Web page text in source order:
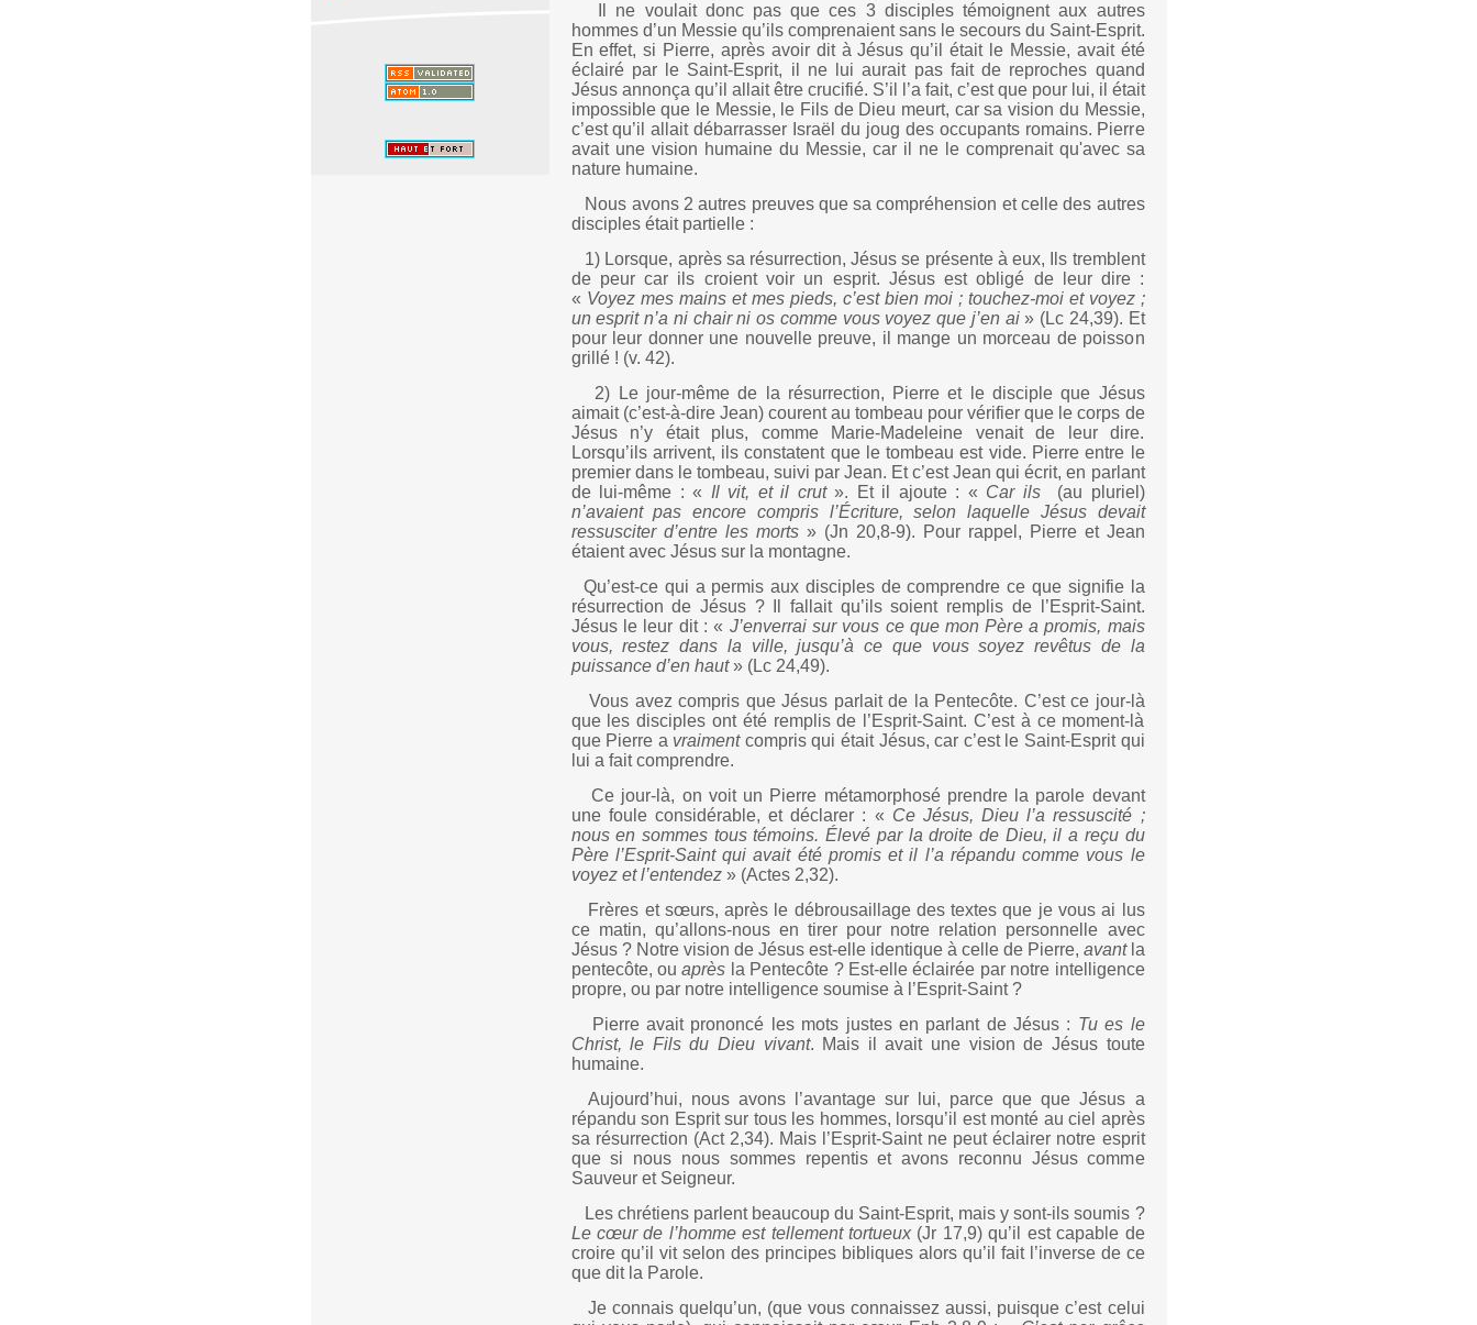
Il ne voulait donc pas que ces 3 disciples témoignent aux autres
hommes d’un Messie qu’ils comprenaient sans le secours du Saint-Esprit.
En effet, si Pierre, après avoir dit à Jésus qu’il était le Messie, avait été
éclairé par le Saint-Esprit, il ne lui aurait pas fait de reproches quand
Jésus annonça qu’il allait être crucifié. S’il l’a fait, c’est que pour lui, il était
impossible que le Messie, le Fils de Dieu meurt, car sa vision du Messie,
c’est qu’il allait débarrasser Israël du joug des occupants romains. Pierre
avait une vision humaine du Messie, car il ne le comprenait qu'avec sa
nature humaine.
Nous avons 2 autres preuves que sa compréhension et celle des autres
disciples était partielle :
1) Lorsque, après sa résurrection, Jésus se présente à eux, Ils tremblent
de peur car ils croient voir un esprit. Jésus est obligé de leur dire :
« Voyez mes mains et mes pieds, c’est bien moi ; touchez-moi et voyez ;
un esprit n’a ni chair ni os comme vous voyez que j’en ai» (Lc 24,39). Et
pour leur donner une nouvelle preuve, il mange un morceau de poisson
grillé ! (v. 42).
2) Le jour-même de la résurrection, Pierre et le disciple que Jésus
aimait (c’est-à-dire Jean) courent au tombeau pour vérifier que le corps de
Jésus n’y était plus, comme Marie-Madeleine venait de leur dire.
Lorsqu’ils arrivent, ils constatent que le tombeau est vide. Pierre entre le
premier dans le tombeau, suivi par Jean. Et c’est Jean qui écrit, en parlant
de lui-même : « Il vit, et il crut». Et il ajoute : « Car ils
(au pluriel)
n’avaient pas encore compris l’Écriture, selon laquelle Jésus devait
ressusciter d’entre les morts » (Jn 20,8-9). Pour rappel, Pierre et Jean
étaient avec Jésus sur la montagne.
Qu’est-ce qui a permis aux disciples de comprendre ce que signifie la
résurrection de Jésus ? Il fallait qu’ils soient remplis de l’Esprit-Saint.
Jésus le leur dit : « J’enverrai sur vous ce que mon Père a promis, mais
vous, restez dans la ville, jusqu’à ce que vous soyez revêtus de la
puissance d’en haut» (Lc 24,49).
Vous avez compris que Jésus parlait de la Pentecôte. C’est ce jour-là
que les disciples ont été remplis de l’Esprit-Saint. C’est à ce moment-là
que Pierre a vraimentcompris qui était Jésus, car c’est le Saint-Esprit qui
lui a fait comprendre.
Ce jour-là, on voit un Pierre métamorphosé prendre la parole devant
une foule considérable, et déclarer : « Ce Jésus, Dieu l’a ressuscité ;
nous en sommes tous témoins. Élevé par la droite de Dieu, il a reçu du
Père l’Esprit-Saint qui avait été promis et il l’a répandu comme vous le
voyez et l’entendez » (Actes 2,32).
Frères et sœurs, après le débrousaillage des textes que je vous ai lus
ce matin, qu’allons-nous en tirer pour notre relation personnelle avec
Jésus ? Notre vision de Jésus est-elle identique à celle de Pierre, avantla
pentecôte, ouaprès la Pentecôte ? Est-elle éclairée par notre intelligence
propre, ou par notre intelligence soumise à l’Esprit-Saint ?
Pierre avait prononcé les mots justes en parlant de Jésus : Tu es le
Christ, le Fils du Dieu vivant. Mais il avait une vision de Jésus toute
humaine.
Aujourd’hui, nous avons l’avantage sur lui, parce que que Jésus a
répandu son Esprit sur tous les hommes, lorsqu’il est monté au ciel après
sa résurrection (Act 2,34). Mais l’Esprit-Saint ne peut éclairer notre esprit
que si nous nous sommes repentis et avons reconnu Jésus comme
Sauveur et Seigneur.
Les chrétiens parlent beaucoup du Saint-Esprit, mais y sont-ils soumis ?
Le cœur de l’homme est tellement tortueux (Jr 17,9) qu’il est capable de
croire qu’il vit selon des principes bibliques alors qu’il fait l’inverse de ce
que dit la Parole.
Je connais quelqu’un, (que vous connaissez aussi, puisque c’est celui